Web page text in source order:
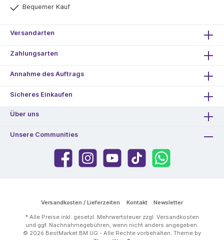
Bequemer Kauf
Versandarten
Zahlungsarten
Annahme des Auftrags
Sicheres Einkaufen
Über uns
Unsere Communities
Versandkosten / Lieferzeiten Kontakt Newsletter
* Alle Preise inkl. gesetzl. Mehrwertsteuer zzgl. Versandkosten
und ggf. Nachnahmegebühren, wenn nicht anders angegeben.
© 2026 BestMarket BM UG - Alle Rechte vorbehalten. Theme by